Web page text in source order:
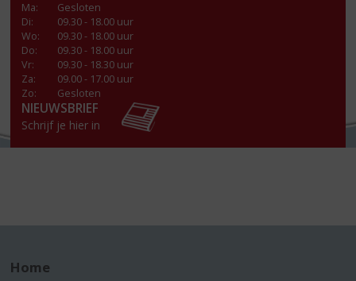
Ma:
Gesloten
Di:
09.30 - 18.00 uur
Wo:
09.30 - 18.00 uur
Do:
09.30 - 18.00 uur
Vr:
09.30 - 18.30 uur
Za:
09.00 - 17.00 uur
Zo:
Gesloten
NIEUWSBRIEF
Schrijf je hier in
Home